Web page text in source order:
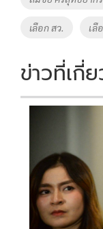
เลือก สว. เลื
ข่าวที่เกี่